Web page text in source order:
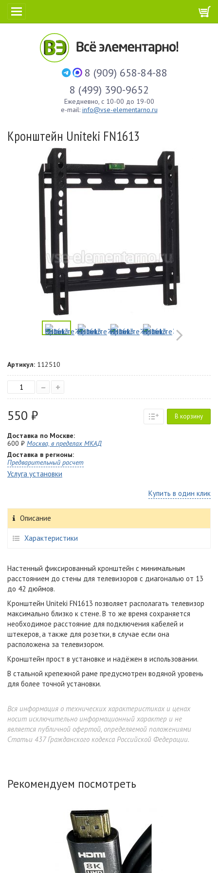
8 (909) 658-84-88
8 (499) 390-9652
Ежедневно, с 10-00 до 19-00
e-mail: info@vse-elementarno.ru
Кронштейн Uniteki FN1613
Артикул: 112510
– +
550 ₽ В корзину
Доставка по Москве:
600 ₽ Москва, в пределах МКАД
Доставка в регионы:
Предварительный расчет
Услуга установки
Купить в один клик
Описание
Характеристики
Настенный фиксированный кронштейн с минимальным
расстоянием до стены для телевизоров с диагональю от 13
до 42 дюймов.
Кронштейн Uniteki FN1613 позволяет располагать телевизор
максимально близко к стене. В то же время сохраняется
необходимое расстояние для подключения кабелей и
штекеров, а также для розетки, в случае если она
расположена за телевизором.
Кронштейн прост в установке и надёжен в использовании.
В стальной крепежной раме предусмотрен водяной уровень
для более точной установки.
Вся информация о технических характеристиках и ценах
носит исключительно информационный характер и не
является публичной офертой, определяемой положениями
Статьи 437 Гражданского кодекса Российской Федерации.
Рекомендуем посмотреть